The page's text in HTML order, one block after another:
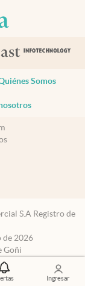
Ingresar
Somos
S.A Registro de
de 2026
Goñi